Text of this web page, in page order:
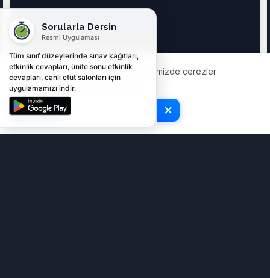
Deneyiminizi geliştirmek için web sitemizde çerezler
kullanılmaktadır.
Şimdi Kontrol Et
Tamam
Sorularla Dersin
Resmi Uygulaması
Tüm sınıf düzeylerinde sınav kağıtları,
etkinlik cevapları, ünite sonu etkinlik
cevapları, canlı etüt salonları için
uygulamamızı indir.